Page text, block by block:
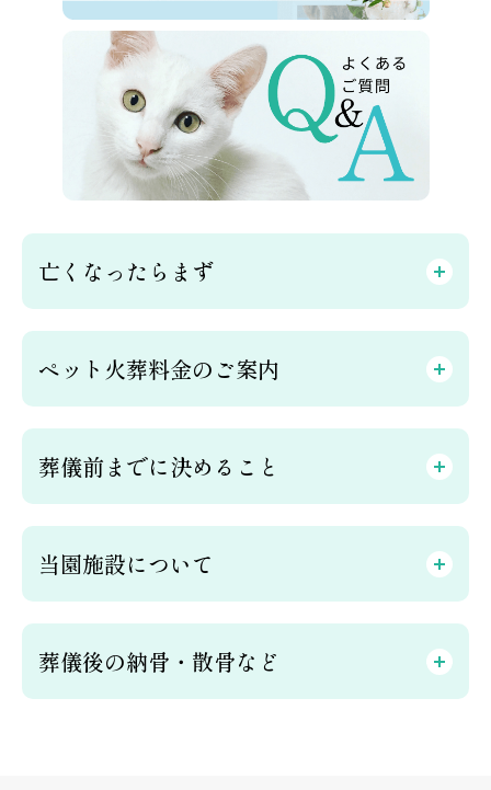
亡くなったらまず
ペット火葬料金のご案内
葬儀前までに決めること
当園施設について
葬儀後の納骨・散骨など